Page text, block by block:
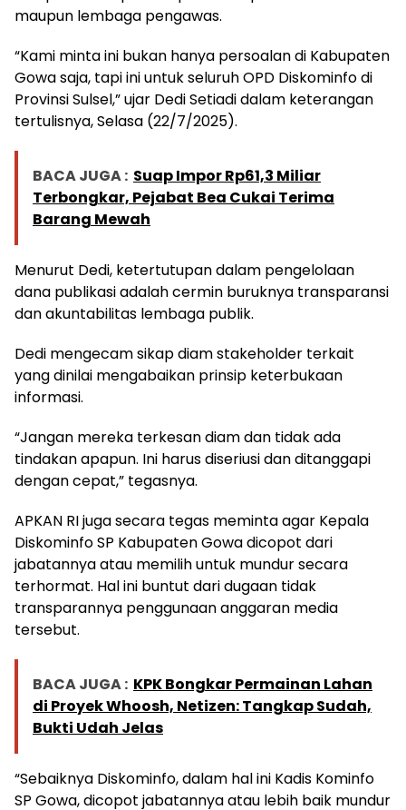
maupun lembaga pengawas.
“Kami minta ini bukan hanya persoalan di Kabupaten
Gowa saja, tapi ini untuk seluruh OPD Diskominfo di
Provinsi Sulsel,” ujar Dedi Setiadi dalam keterangan
tertulisnya, Selasa (22/7/2025).
BACA JUGA : Suap Impor Rp61,3 Miliar
Terbongkar, Pejabat Bea Cukai Terima
Barang Mewah
Menurut Dedi, ketertutupan dalam pengelolaan
dana publikasi adalah cermin buruknya transparansi
dan akuntabilitas lembaga publik.
Dedi mengecam sikap diam stakeholder terkait
yang dinilai mengabaikan prinsip keterbukaan
informasi.
“Jangan mereka terkesan diam dan tidak ada
tindakan apapun. Ini harus diseriusi dan ditanggapi
dengan cepat,” tegasnya.
APKAN RI juga secara tegas meminta agar Kepala
Diskominfo SP Kabupaten Gowa dicopot dari
jabatannya atau memilih untuk mundur secara
terhormat. Hal ini buntut dari dugaan tidak
transparannya penggunaan anggaran media
tersebut.
BACA JUGA : KPK Bongkar Permainan Lahan
di Proyek Whoosh, Netizen: Tangkap Sudah,
Bukti Udah Jelas
“Sebaiknya Diskominfo, dalam hal ini Kadis Kominfo
SP Gowa, dicopot jabatannya atau lebih baik mundur